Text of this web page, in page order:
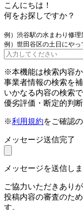
こんにちは！
何をお探しですか？
例）渋谷駅の水まわり修理
例）世田谷区の土日にやっ
※本機能は検索内容か
事業者情報の検索を
いかなる内容の検索
優劣評価・断定的判
※利用規約をご確認
メッセージ送信完了
メッセージを送信しま
ご協力いただきあり
投稿内容の審査のた
す。